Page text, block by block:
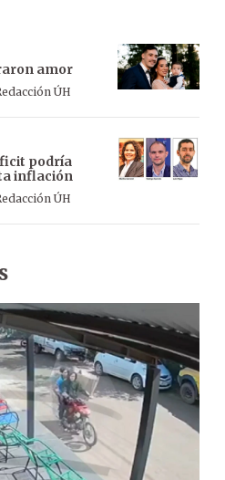
amor
ÚH
podría
inflación
ÚH